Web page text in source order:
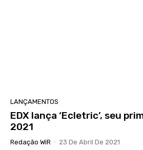
LANÇAMENTOS
EDX lança ‘Ecletric’, seu
2021
Redação WiR - 23 De Abril De 2021